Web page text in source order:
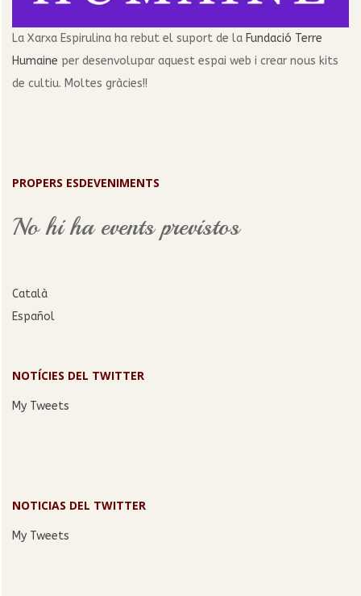
La Xarxa Espirulina ha rebut el suport de la Fundació Terre
Humaine per desenvolupar aquest espai web i crear nous kits
de cultiu. Moltes gràcies!!
PROPERS ESDEVENIMENTS
No hi ha events previstos
Català
Español
NOTÍCIES DEL TWITTER
My Tweets
NOTICIAS DEL TWITTER
My Tweets